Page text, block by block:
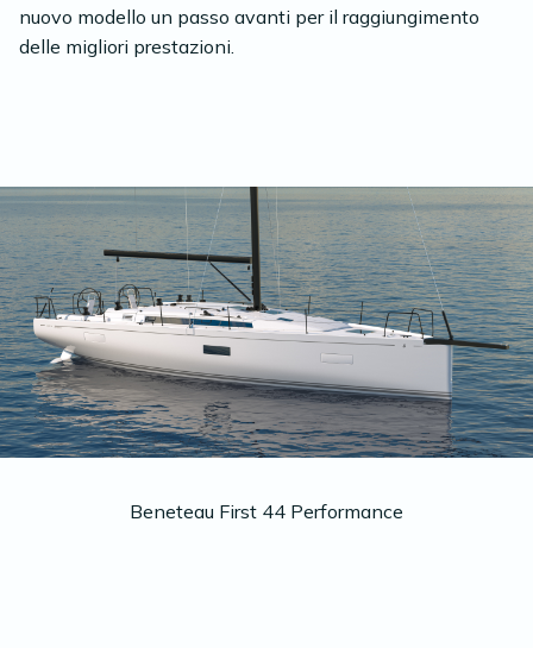
nuovo modello un passo avanti per il raggiungimento
delle migliori prestazioni.
Beneteau First 44 Performance